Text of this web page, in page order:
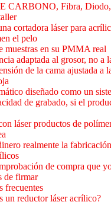
CARBONO, Fibra, Diodo,
cortadora láser para
el pelo
muestras en su PMMA real
adaptada al grosor, no a
de la cama ajustada a
diseñado como un
de grabado, si el
láser productos de
realmente la
de compra que
de firmar
frecuentes
un reductor láser acrílico?